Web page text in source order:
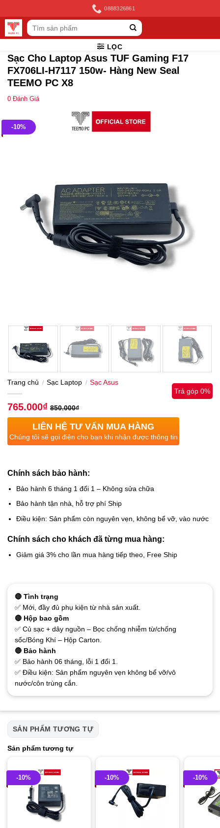
to
content
0888326861
Tìm
kiếm:
LỌC
Sạc Cho Laptop Asus TUF Gaming F17
FX706LI-H7117 150w- Hàng New Seal
TEEMO PC X8
0 Đánh Giá
-10%
Trang chủ / Sạc Laptop / Sạc Asus
765.000₫ 850.000₫
Trả góp 0%
LIÊN HỆ TƯ VẤN MUA HÀNG
Chúng tôi sẽ gọi điện cho bạn khi nhận được thông tin
Chính sách bảo hành:
Bảo hành 6 tháng 1 đổi 1 – Không sửa chữa
Bảo hành tận nhà, hỗ trợ phí Ship
Điều kiện: Sản phẩm còn nguyên vẹn, không bể vỡ, vào nước
Chính sách cho khách đã từng mua hàng:
Giảm giá 3% cho lần mua hàng tiếp theo, Free Ship
🔴 Tình trạng
✅ Mới, đầy đủ phụ kiện từ nhà sản xuất.
🔴 Hộp bao gồm
✅ Củ sạc + dây nguồn – Bọc chống nhiễm từ/chống
sốc/Bóng Khí – Hộp Carton.
🔴 Bảo hành
✅ Bảo hành 06 tháng, lỗi 1 đổi 1.
✅ Điều kiện: Sản phẩm nguyên vẹn không bể vỡ/vô
nước/côn trùng cắn.
SẢN PHẨM TƯƠNG TỰ
Sản phẩm tương tự
-10% -10% -10%